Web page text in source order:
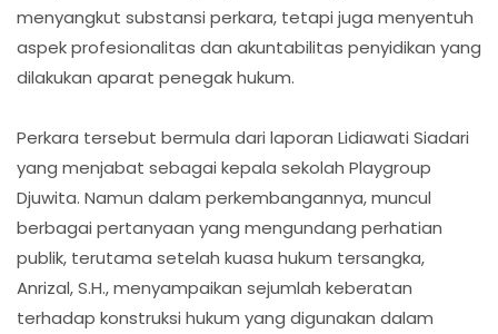
menyangkut substansi perkara, tetapi juga menyentuh
aspek profesionalitas dan akuntabilitas penyidikan yang
dilakukan aparat penegak hukum.
Perkara tersebut bermula dari laporan Lidiawati Siadari
yang menjabat sebagai kepala sekolah Playgroup
Djuwita. Namun dalam perkembangannya, muncul
berbagai pertanyaan yang mengundang perhatian
publik, terutama setelah kuasa hukum tersangka,
Anrizal, S.H., menyampaikan sejumlah keberatan
terhadap konstruksi hukum yang digunakan dalam